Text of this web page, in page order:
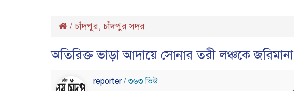
/চাঁদপুর,চাঁদপুর সদর
অতিরিক্ত ভাড়া আদায়ে সোনার তরী লঞ্চকে জরিমানা
reporter / ৩৬৩ ভিউ